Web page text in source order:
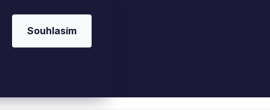
Souhlasím